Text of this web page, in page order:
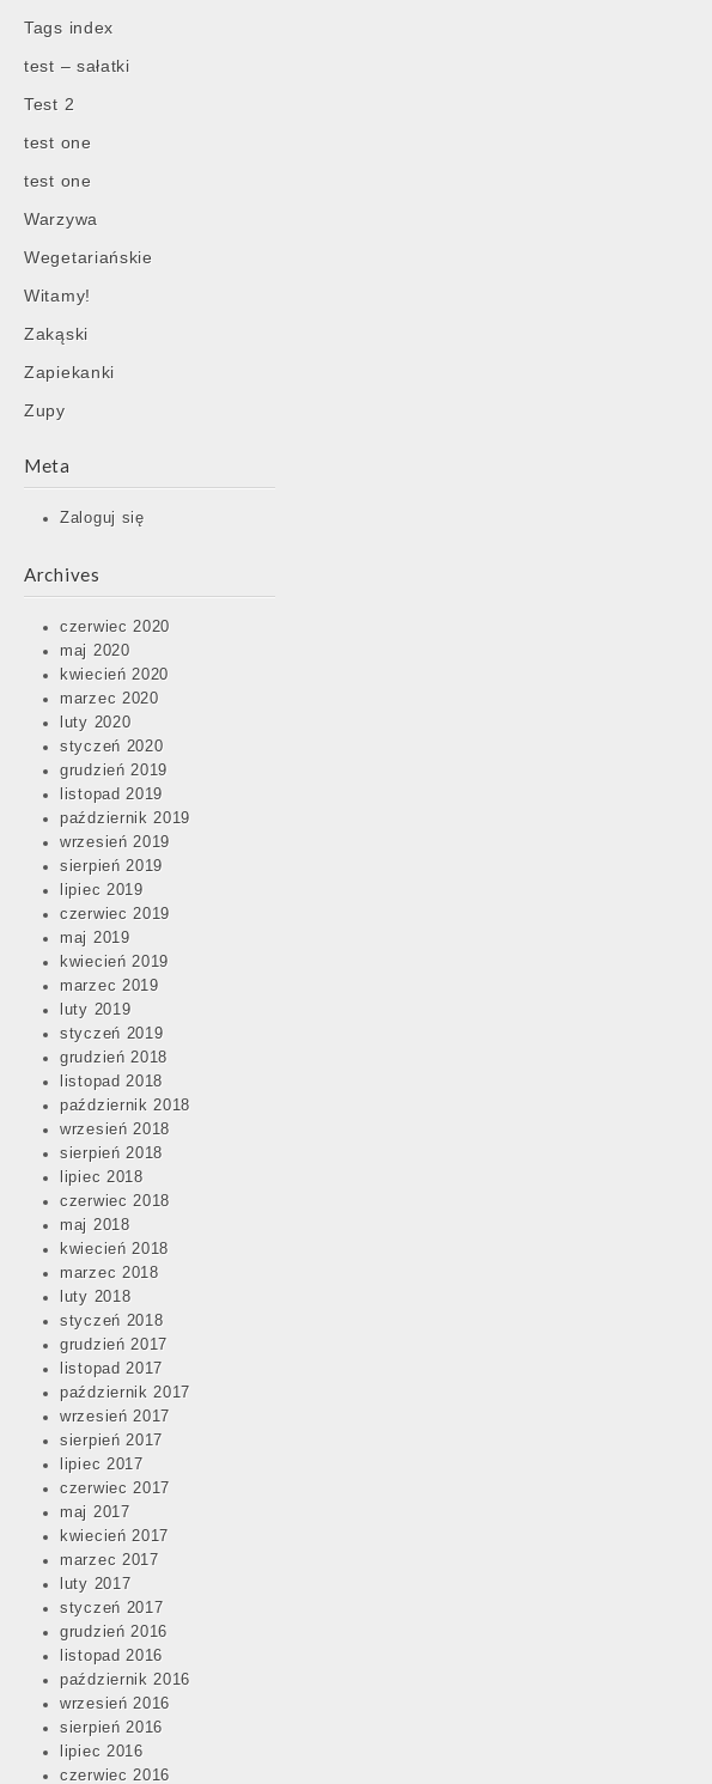
Tags index
test – sałatki
Test 2
test one
test one
Warzywa
Wegetariańskie
Witamy!
Zakąski
Zapiekanki
Zupy
Meta
Zaloguj się
Archives
czerwiec 2020
maj 2020
kwiecień 2020
marzec 2020
luty 2020
styczeń 2020
grudzień 2019
listopad 2019
październik 2019
wrzesień 2019
sierpień 2019
lipiec 2019
czerwiec 2019
maj 2019
kwiecień 2019
marzec 2019
luty 2019
styczeń 2019
grudzień 2018
listopad 2018
październik 2018
wrzesień 2018
sierpień 2018
lipiec 2018
czerwiec 2018
maj 2018
kwiecień 2018
marzec 2018
luty 2018
styczeń 2018
grudzień 2017
listopad 2017
październik 2017
wrzesień 2017
sierpień 2017
lipiec 2017
czerwiec 2017
maj 2017
kwiecień 2017
marzec 2017
luty 2017
styczeń 2017
grudzień 2016
listopad 2016
październik 2016
wrzesień 2016
sierpień 2016
lipiec 2016
czerwiec 2016